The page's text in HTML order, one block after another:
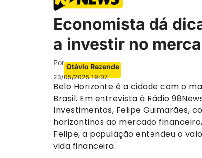
Economista dá
a investir no
Por Otávio Rezende
23/05/2025 19:07
Belo Horizonte é a cidade com o
Brasil. Em entrevista à Rádio
Investimentos, Felipe Guimarães,
horizontinos ao mercado
Felipe, a população entendeu o
vida financeira.